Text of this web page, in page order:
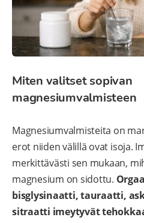
Miten valitset sopivan
magnesiumvalmisteen
Magnesiumvalmisteita on
erot niiden välillä ovat isoja.
merkittävästi sen mukaan,
magnesium on sidottu.
bisglysinaatti, tauraatti,
sitraatti imeytyvät